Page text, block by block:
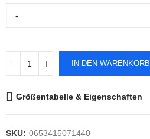
-
IN DEN WARENKORB
Größentabelle & Eigenschaften
SKU: 0653415071440